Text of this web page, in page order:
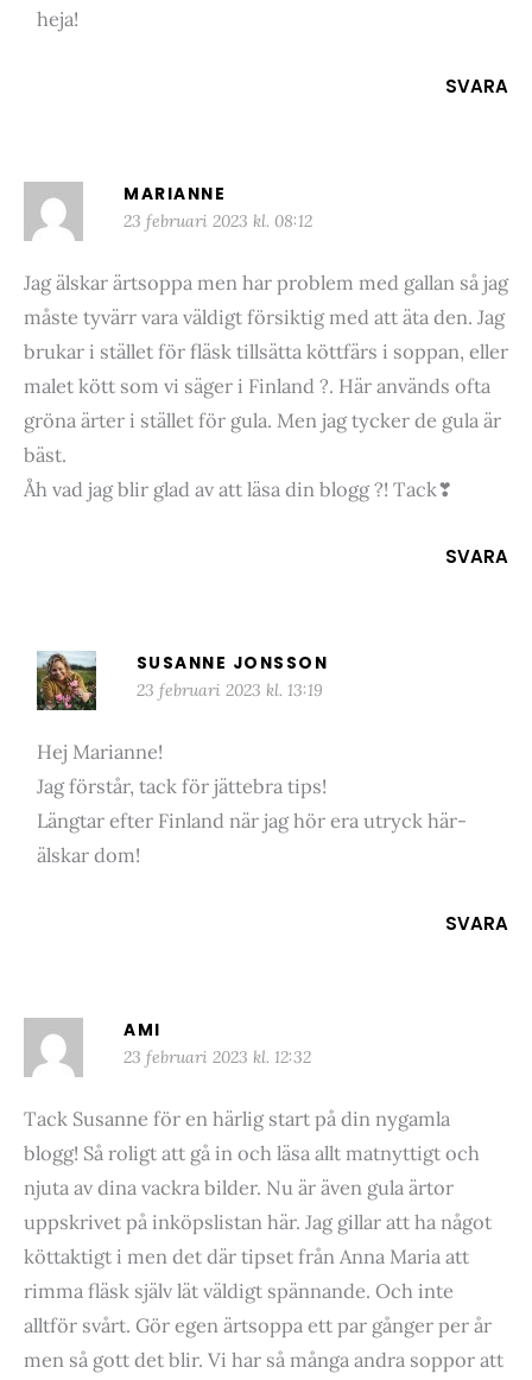
heja!
SVARA
MARIANNE
23 februari 2023 kl. 08:12
Jag älskar ärtsoppa men har problem med gallan så jag
måste tyvärr vara väldigt försiktig med att äta den. Jag
brukar i stället för fläsk tillsätta köttfärs i soppan, eller
malet kött som vi säger i Finland ?. Här används ofta
gröna ärter i stället för gula. Men jag tycker de gula är
bäst.
Åh vad jag blir glad av att läsa din blogg ?! Tack❣
SVARA
SUSANNE JONSSON
23 februari 2023 kl. 13:19
Hej Marianne!
Jag förstår, tack för jättebra tips!
Längtar efter Finland när jag hör era utryck här-
älskar dom!
SVARA
AMI
23 februari 2023 kl. 12:32
Tack Susanne för en härlig start på din nygamla
blogg! Så roligt att gå in och läsa allt matnyttigt och
njuta av dina vackra bilder. Nu är även gula ärtor
uppskrivet på inköpslistan här. Jag gillar att ha något
köttaktigt i men det där tipset från Anna Maria att
rimma fläsk själv lät väldigt spännande. Och inte
alltför svårt. Gör egen ärtsoppa ett par gånger per år
men så gott det blir. Vi har så många andra soppor att